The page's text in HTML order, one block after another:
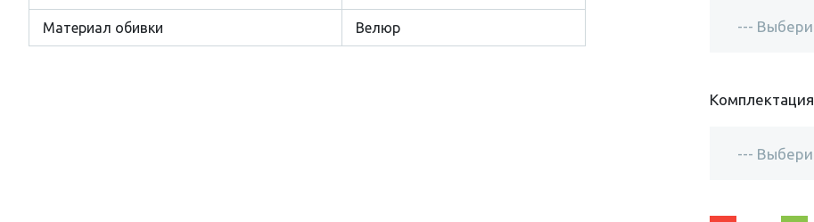
Материал обивки Велюр
Комплектация